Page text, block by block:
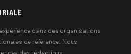
dans des organisations
de référence. Nous
des rédactions